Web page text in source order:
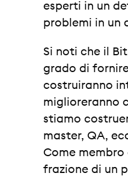
esperti in un
problemi in un
Si noti che il
grado di
costruiranno
miglioreranno
stiamo
master, QA,
Come
frazione di un